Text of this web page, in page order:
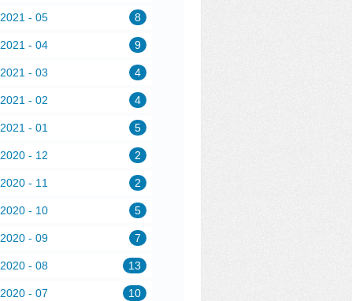
2021 - 05 8
2021 - 04 9
2021 - 03 4
2021 - 02 4
2021 - 01 5
2020 - 12 2
2020 - 11 2
2020 - 10 5
2020 - 09 7
2020 - 08 13
2020 - 07 10